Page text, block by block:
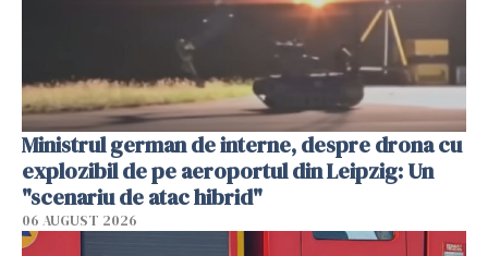
Ministrul german de interne, despre drona cu
explozibil de pe aeroportul din Leipzig: Un
"scenariu de atac hibrid"
06 AUGUST 2026